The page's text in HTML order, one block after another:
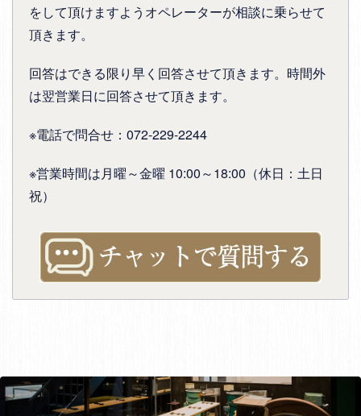
をして頂けますようオペレーターが相談に乗らせて
頂きます。
回答はできる限り早く回答させて頂きます。時間外
は翌営業日に回答させて頂きます。
※電話で問合せ：072-229-2244
※営業時間は月曜～金曜 10:00～18:00（休日：土日
祝）